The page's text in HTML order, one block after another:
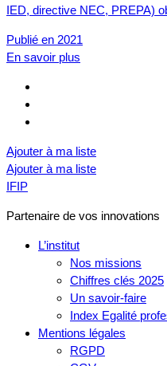
IED, directive NEC, PREPA)
Publié en 2021
En savoir plus
Ajouter à ma liste
Ajouter à ma liste
IFIP
Partenaire de vos innovations
L’institut
Nos missions
Chiffres clés 2025
Un savoir-faire
Index Egalité
Mentions légales
RGPD